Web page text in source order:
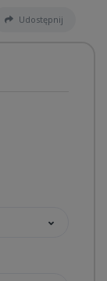
Udostępnij